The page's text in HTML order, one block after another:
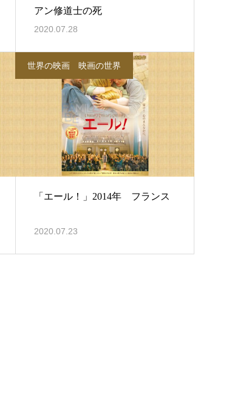
アン修道士の死
2020.07.28
世界の映画 映画の世界
「エール！」2014年 フランス
2020.07.23